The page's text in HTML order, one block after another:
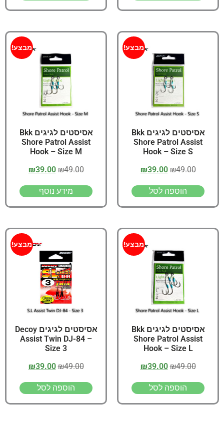
מבצע!
אסיסטים לגיגים Bkk
Shore Patrol Assist
Hook – Size S
₪49.00
₪39.00
הוספה לסל
מבצע!
אסיסטים לגיגים Bkk
Shore Patrol Assist
Hook – Size M
₪49.00
₪39.00
מידע נוסף
מבצע!
אסיסטים לגיגים Bkk
Shore Patrol Assist
Hook – Size L
₪49.00
₪39.00
הוספה לסל
מבצע!
אסיסטים לגיגים Decoy
Assist Twin DJ-84 –
Size 3
₪49.00
₪39.00
הוספה לסל